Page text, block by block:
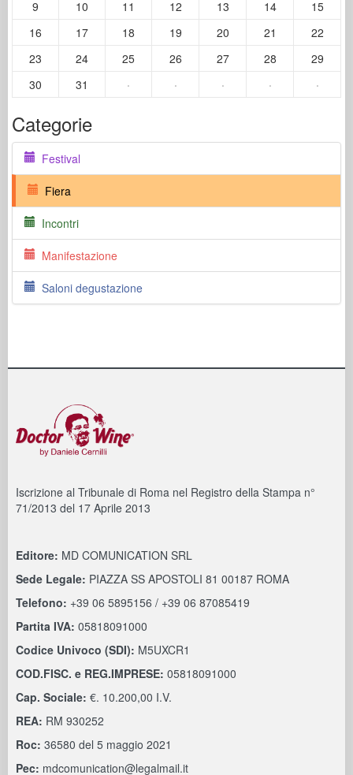
9 10 11 12 13 14
15
16
17 18 19 20 21
22
23
24 25 26 27 28
29
30
31 · · · · ·
Categorie
Festival
Fiera
Incontri
Manifestazione
Saloni degustazione
Iscrizione al Tribunale di Roma nel Registro della Stampa n°
71/2013 del 17 Aprile 2013
Editore: MD COMUNICATION SRL
Sede Legale: PIAZZA SS APOSTOLI 81 00187 ROMA
Telefono: +39 06 5895156 / +39 06 87085419
Partita IVA: 05818091000
Codice Univoco (SDI): M5UXCR1
COD.FISC. e REG.IMPRESE: 05818091000
Cap. Sociale: €. 10.200,00 I.V.
REA: RM 930252
Roc: 36580 del 5 maggio 2021
Pec: mdcomunication@legalmail.it